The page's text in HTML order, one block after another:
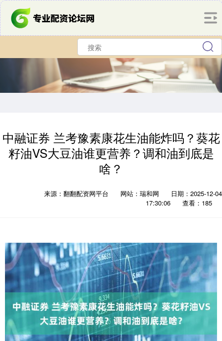
中融证券 兰考豫素康花生油能炸吗？葵花
籽油VS大豆油谁更营养？调和油到底是
啥？
来源：翻翻配资网平台 网站：瑞和网
日期：2025-12-04
17:30:06
查看：185